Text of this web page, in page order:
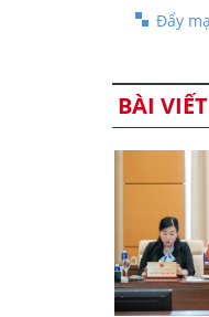
Đẩy
BÀI